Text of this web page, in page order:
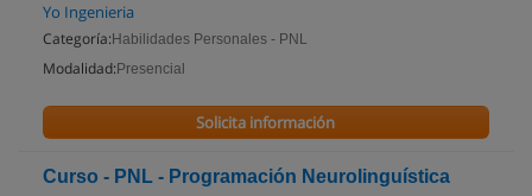
Yo Ingenieria
Categoría: Habilidades Personales - PNL
Modalidad: Presencial
Solicita información
Curso - PNL - Programación Neurolinguística